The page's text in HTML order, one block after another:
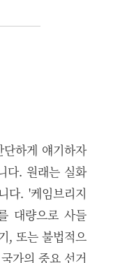
하게 얘기하자
다. 원래는 실화
다. '케임브리지
대량으로 사들
, 또는 불법적으
가의 중요 선거